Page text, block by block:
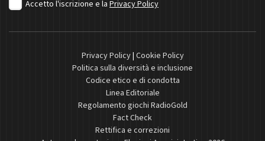
Accetto l'iscrizione e la Privacy Policy
Privacy Policy| Cookie Policy
Politica sulla diversità e inclusione
Codice etico e di condotta
Linea Editoriale
Regolamento giochi RadioGold
Fact Check
Rettifica e correzioni